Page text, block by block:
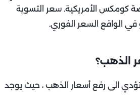
كومكس الأمريكية. سعر التسوية
الواقع السعر الفوري.
الذهب؟
الى رفع أسعار الذهب ، حيث يوجد